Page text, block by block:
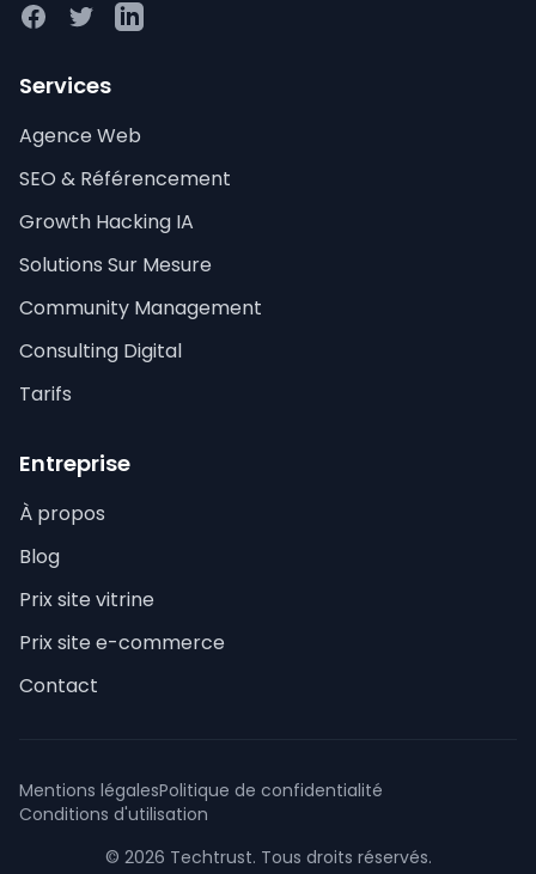
FacebookTwitterLinkedIn
Services
Agence Web
SEO & Référencement
Growth Hacking IA
Solutions Sur Mesure
Community Management
Consulting Digital
Tarifs
Entreprise
À propos
Blog
Prix site vitrine
Prix site e-commerce
Contact
Mentions légalesPolitique de confidentialité
Conditions d'utilisation
© 2026 Techtrust. Tous droits réservés.